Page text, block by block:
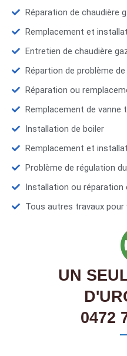
Réparation de chaudière
Remplacement et
Entretien de chaudière
Répartion de problème
Réparation ou
Remplacement de vanne
Installation de boiler
Remplacement et
Problème de régulation
Installation ou
Tous autres travaux
UN
0472